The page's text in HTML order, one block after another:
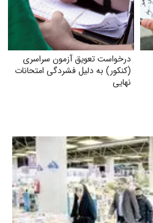
درخواست تعویق آزمون سراسری
(کنکور) به دلیل فشردگی امتحانات
نهایی